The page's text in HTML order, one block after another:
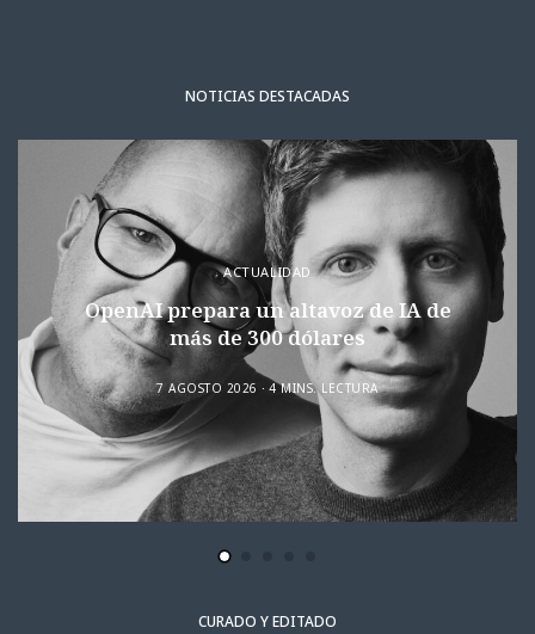
NOTICIAS DESTACADAS
ACTUALIDAD
OpenAI prepara un altavoz de IA de
más de 300 dólares
7 AGOSTO 2026 4 MINS. LECTURA
CURADO Y EDITADO